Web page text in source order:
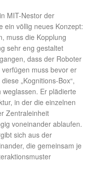
MIT-Nestor der
ein völlig neues Konzept:
muss die Kopplung
sehr eng gestaltet
dass der Roboter
muss bevor er
„Kognitions-Box“,
Er plädierte
in der die einzelnen
Zentraleinheit
voneinander ablaufen.
sich aus der
die gemeinsam je